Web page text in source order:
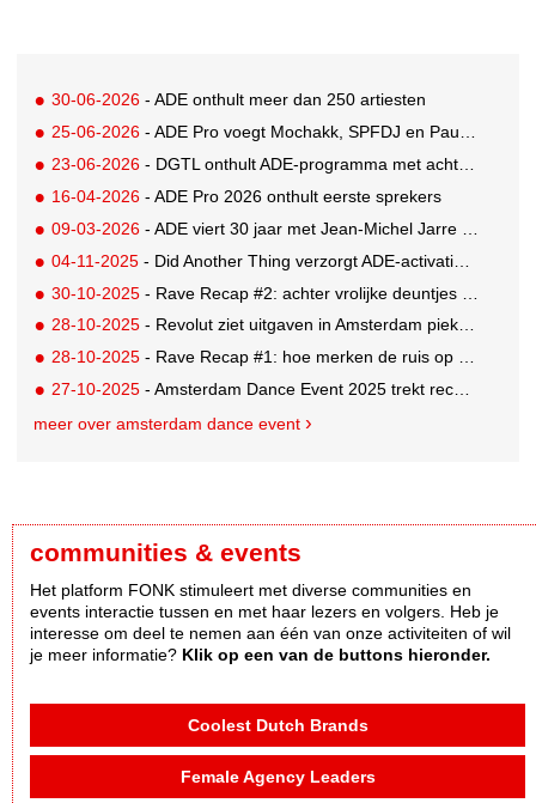
30-06-2026 - ADE onthult meer dan 250 artiesten
25-06-2026 - ADE Pro voegt Mochakk, SPFDJ en Paul Hartnoll toe aan jubileum line-up
23-06-2026 - DGTL onthult ADE-programma met acht shows op twee locaties
16-04-2026 - ADE Pro 2026 onthult eerste sprekers
09-03-2026 - ADE viert 30 jaar met Jean-Michel Jarre als eregast
04-11-2025 - Did Another Thing verzorgt ADE-activaties Dolby en Thuisbezorgd
30-10-2025 - Rave Recap #2: achter vrolijke deuntjes schuilen serieuze woorden
28-10-2025 - Revolut ziet uitgaven in Amsterdam pieken tijdens ADE
28-10-2025 - Rave Recap #1: hoe merken de ruis op social media doorbreken
27-10-2025 - Amsterdam Dance Event 2025 trekt recordaantal bezoekers
meer over amsterdam dance event
communities & events
Het platform FONK stimuleert met diverse communities en
events interactie tussen en met haar lezers en volgers. Heb je
interesse om deel te nemen aan één van onze activiteiten of wil
je meer informatie? Klik op een van de buttons hieronder.
Coolest Dutch Brands
Female Agency Leaders